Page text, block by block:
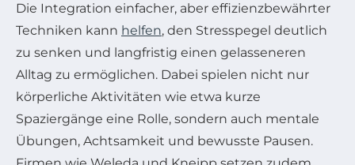
Die Integration einfacher, aber effizienzbewährter
Techniken kann helfen, den Stresspegel deutlich
zu senken und langfristig einen gelasseneren
Alltag zu ermöglichen. Dabei spielen nicht nur
körperliche Aktivitäten wie etwa kurze
Spaziergänge eine Rolle, sondern auch mentale
Übungen, Achtsamkeit und bewusste Pausen.